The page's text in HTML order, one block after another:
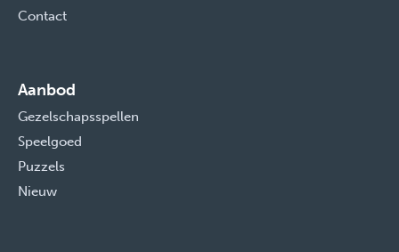
Contact
Aanbod
Gezelschapsspellen
Speelgoed
Puzzels
Nieuw